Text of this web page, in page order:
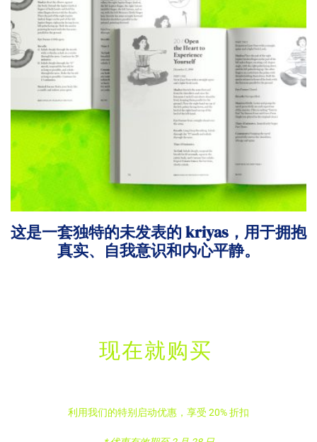
这是一套独特的未发表的 kriyas，用于拥抱
真实、自我意识和内心平静。
现在就购买
利用我们的特别启动优惠，享受 20% 折扣